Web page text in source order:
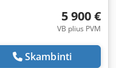
5 900 €
VB plius PVM
Skambinti